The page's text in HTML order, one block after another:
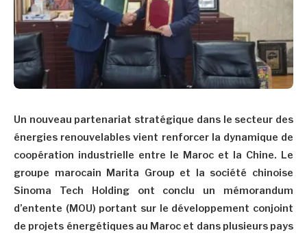
Un nouveau partenariat stratégique dans le secteur des
énergies renouvelables vient renforcer la dynamique de
coopération industrielle entre le Maroc et la Chine. Le
groupe marocain Marita Group et la société chinoise
Sinoma Tech Holding ont conclu un mémorandum
d’entente (MOU) portant sur le développement conjoint
de projets énergétiques au Maroc et dans plusieurs pays